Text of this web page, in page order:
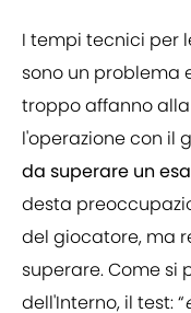
I tempi tecnici per
sono un problema
troppo affanno
l'operazione con il
da superare un
desta
del giocatore, ma
superare. Come si
dell'Interno, il test: “